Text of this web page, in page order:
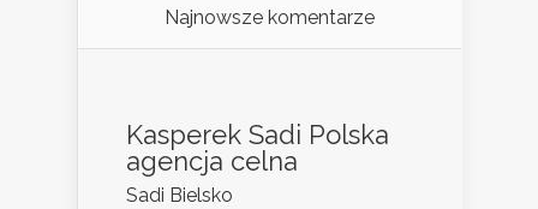
Najnowsze komentarze
Kasperek Sadi Polska
agencja celna
Sadi Bielsko